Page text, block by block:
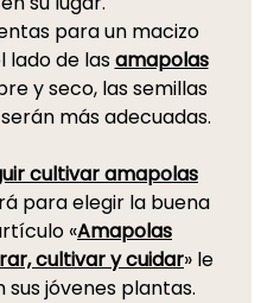
para un macizo
lado de lasamapolas
y seco, las semillas
más adecuadas.
cultivar amapolas
para elegir la buena
«Amapolas
cultivar y cuidar» le
jóvenes plantas.